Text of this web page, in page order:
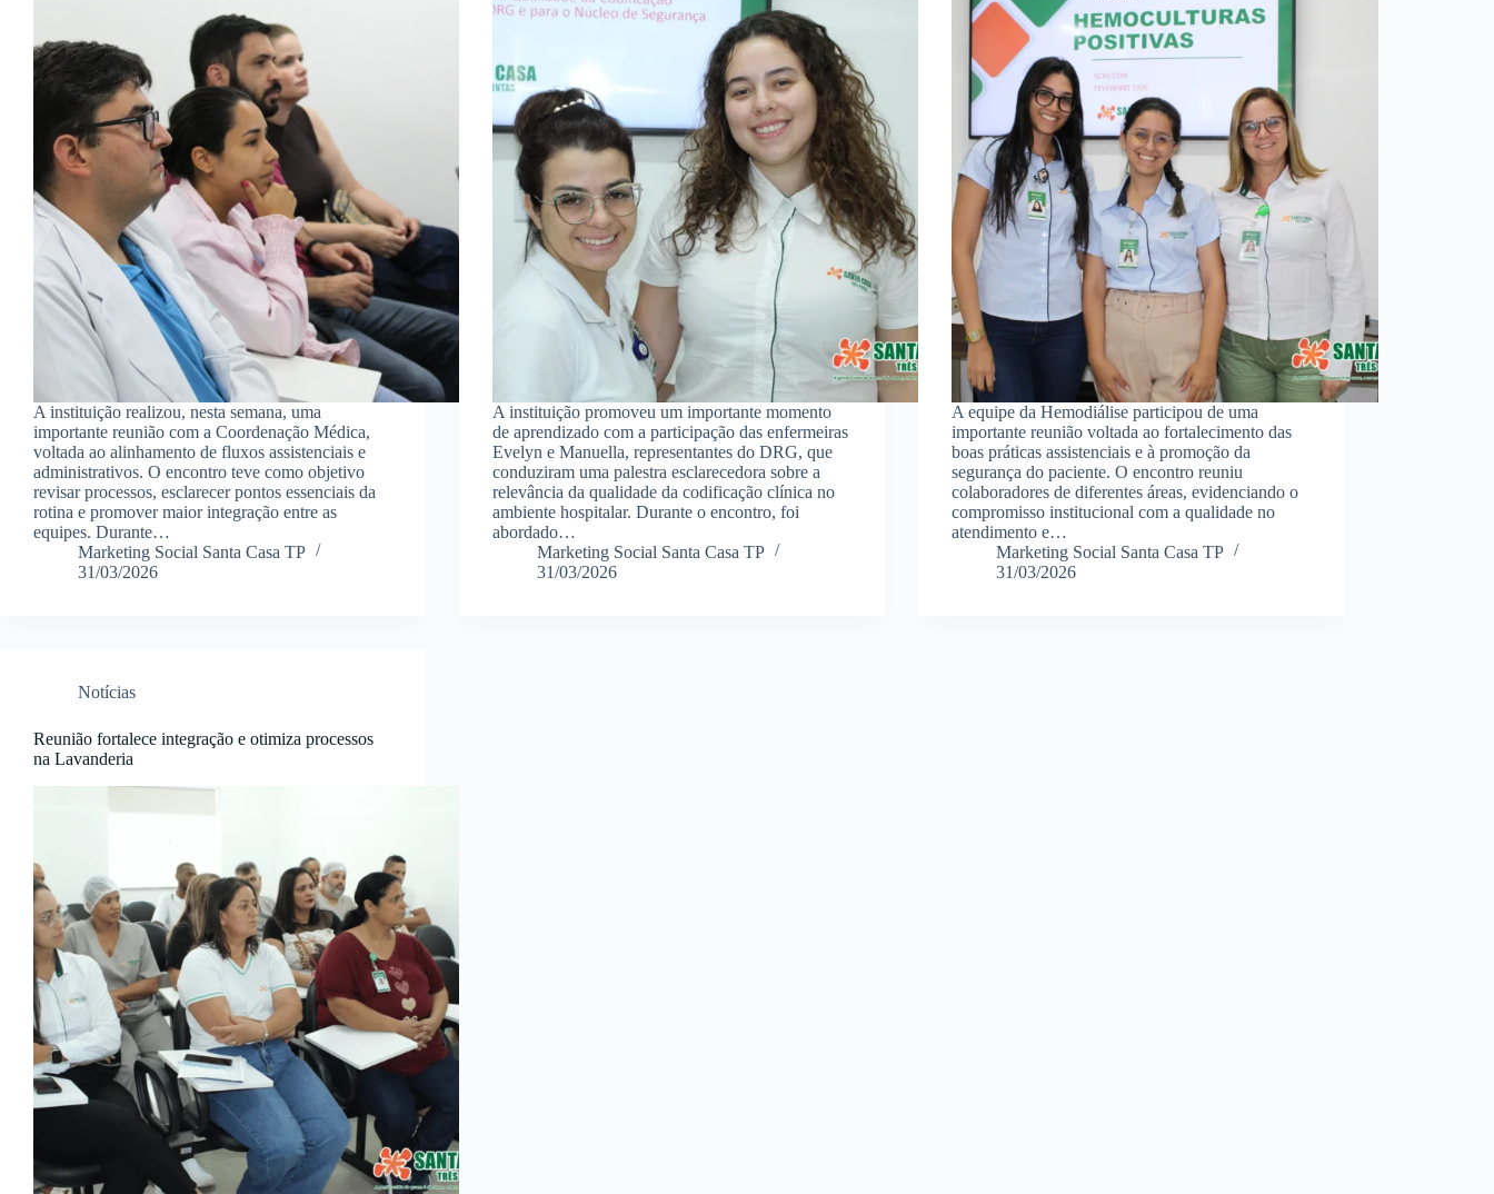
A instituição realizou, nesta semana, uma
importante reunião com a Coordenação Médica,
voltada ao alinhamento de fluxos assistenciais e
administrativos. O encontro teve como objetivo
revisar processos, esclarecer pontos essenciais da
rotina e promover maior integração entre as
equipes. Durante…
Marketing Social Santa Casa TP
31/03/2026
A instituição promoveu um importante momento
de aprendizado com a participação das enfermeiras
Evelyn e Manuella, representantes do DRG, que
conduziram uma palestra esclarecedora sobre a
relevância da qualidade da codificação clínica no
ambiente hospitalar. Durante o encontro, foi
abordado…
Marketing Social Santa Casa TP
31/03/2026
A equipe da Hemodiálise participou de uma
importante reunião voltada ao fortalecimento das
boas práticas assistenciais e à promoção da
segurança do paciente. O encontro reuniu
colaboradores de diferentes áreas, evidenciando o
compromisso institucional com a qualidade no
atendimento e…
Marketing Social Santa Casa TP
31/03/2026
Notícias
Reunião fortalece integração e otimiza processos
na Lavanderia